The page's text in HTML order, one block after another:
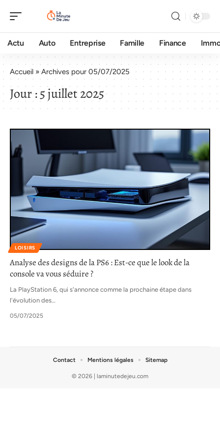
Actu Auto Entreprise Famille Finance
Accueil »Archives pour 05/07/2025
Jour :5 juillet 2025
LOISIRS
Analyse des designs de la PS6 : Est-ce que le look de la
console va vous séduire ?
La PlayStation 6, qui s'annonce comme la prochaine étape dans
l'évolution des
05/07/2025
© 2026 | laminutedejeu.com
Contact Mentions légales Sitemap